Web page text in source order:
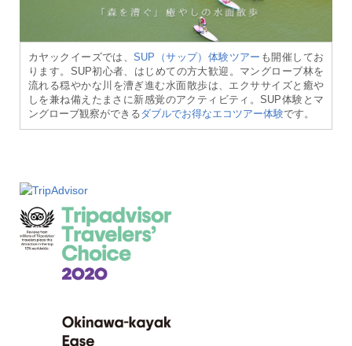
カヤックイーズでは、SUP（サップ）体験ツアー も開催してお
ります。SUP初心者、はじめての方大歓迎。マングローブ林を
流れる穏やかな川を漕ぎ進む水面散歩は、エクササイズと癒や
しを兼ね備えたまさに新感覚のアクティビティ。SUP体験とマ
ングローブ観察ができるダブルでお得なエコツアー体験です。